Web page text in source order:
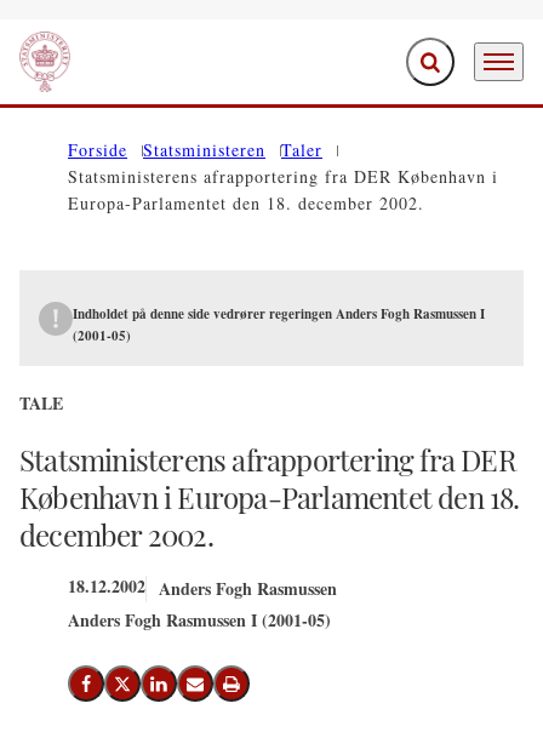
Gå til forsiden Fold søgefelt ud
Menu
Forside Statsministeren
Taler
Statsministerens afrapportering fra DER København i
Europa-Parlamentet den 18. december 2002.
Indholdet på denne side vedrører regeringen Anders Fogh Rasmussen I
(2001-05)
TALE
Statsministerens afrapportering fra DER
København i Europa-Parlamentet den 18.
december 2002.
18.12.2002 Anders Fogh Rasmussen
Anders Fogh Rasmussen I (2001-05)
Del på Facebook
Del på X (Twitter)
Del på LinkedIn
Send email
Print